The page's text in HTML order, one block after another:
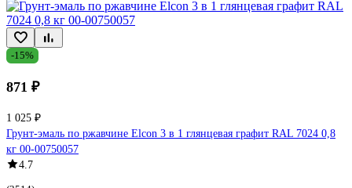
-15%
871 ₽
1 025 ₽
Грунт-эмаль по ржавчине Elcon 3 в 1 глянцевая графит RAL 7024 0,8
кг 00-00750057
4.7